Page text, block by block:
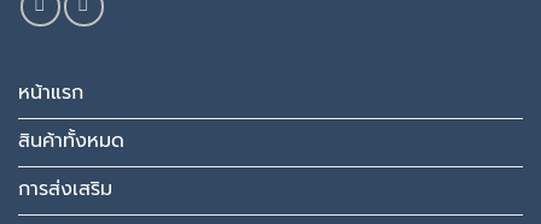
หน้าแรก
สินค้าทั้งหมด
การส่งเสริม